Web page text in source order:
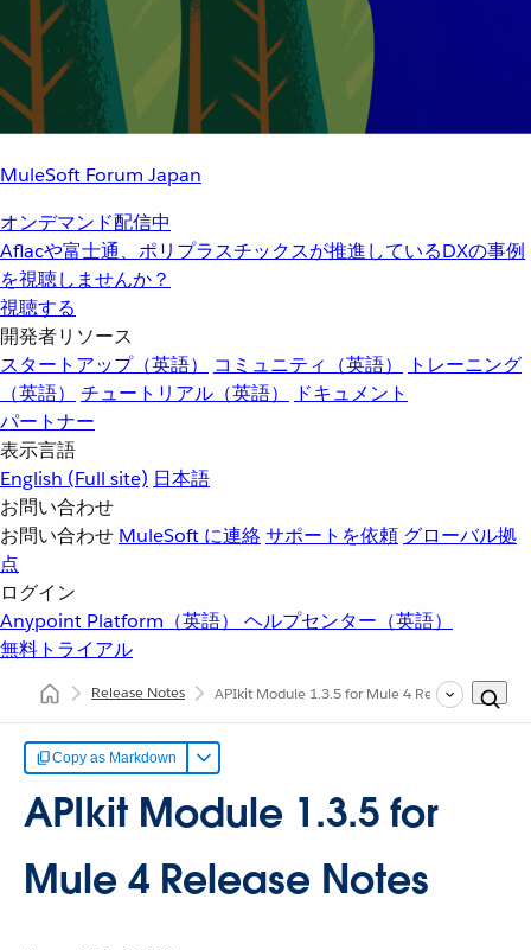
MuleSoft Forum Japan
オンデマンド配信中
Aflacや富士通、ポリプラスチックスが推進しているDXの事例
を視聴しませんか？
視聴する
開発者リソース
スタートアップ（英語）
コミュニティ（英語）
トレーニング
（英語）
チュートリアル（英語）
ドキュメント
パートナー
表示言語
English (Full site) 日本語
お問い合わせ
お問い合わせ MuleSoft に連絡サポートを依頼 グローバル拠
点
ログイン
Anypoint Platform（英語） ヘルプセンター（英語）
無料トライアル
Release Notes APIkit Module 1.3.5 for Mule 4 Release Notes
Copy as Markdown
APIkit Module 1.3.5 for
Mule 4 Release Notes